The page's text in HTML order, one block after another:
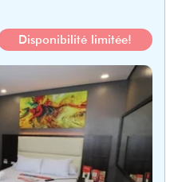
Disponibilité limitée!